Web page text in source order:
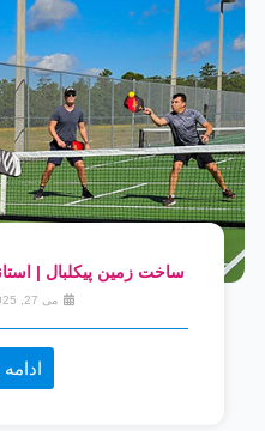
ساخت زمین پیکلبال |
می 27, 2025